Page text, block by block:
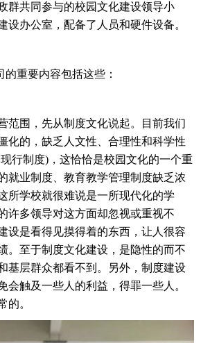
群共同参与的校园文化建设领导小
设办公室，配备了人员和硬件设备。
重要内容包括这些：
围，先从制度文化说起。目前我们
化的，缺乏人文性、合理性和科学性
行制度)，这恰恰是校园文化的一个重
就业制度、教育教学管理制度缺乏浓
所学校就很难说是一所现代化的学
许多领导对这方面却忽视或重视不
设是看得见摸得着的东西，让人很容
。至于制度文化建设，是隐性的而不
基层群众都看不到。另外，制度建设
会触及一些人的利益，得罪一些人。
的。